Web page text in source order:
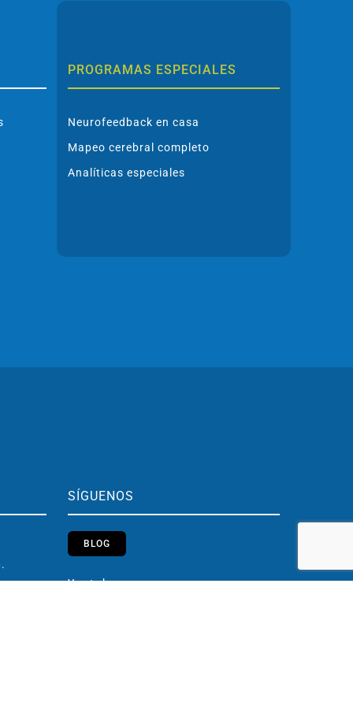
PROGRAMAS ESPECIALES
Neurofeedback en casa
Mapeo cerebral completo
Analíticas especiales
SÍGUENOS
BLOG
Youtube